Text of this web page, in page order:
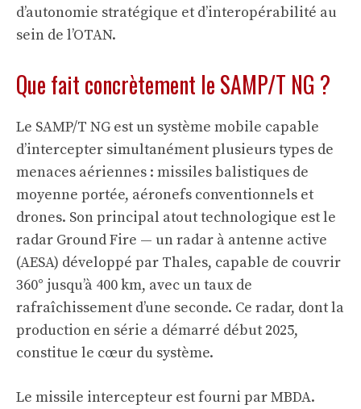
d’autonomie stratégique et d’interopérabilité au
sein de l’OTAN.
Que fait concrètement le SAMP/T NG ?
Le SAMP/T NG est un système mobile capable
d’intercepter simultanément plusieurs types de
menaces aériennes : missiles balistiques de
moyenne portée, aéronefs conventionnels et
drones. Son principal atout technologique est le
radar Ground Fire — un radar à antenne active
(AESA) développé par Thales, capable de couvrir
360° jusqu’à 400 km, avec un taux de
rafraîchissement d’une seconde. Ce radar, dont la
production en série a démarré début 2025,
constitue le cœur du système.
Le missile intercepteur est fourni par MBDA.